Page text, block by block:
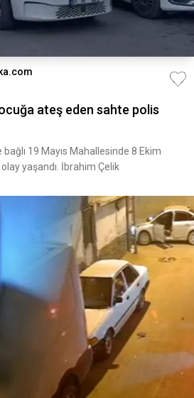
ateş eden sahte polis
19 Mayıs Mahallesinde 8 Ekim
yaşandı. İbrahim Çelik